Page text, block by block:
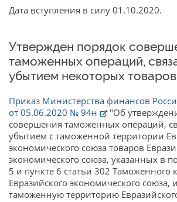
Дата вступления в силу 01.10.2020.
Утвержден порядок
таможенных операций,
убытием некоторых
Приказ Министерства финансов
от 05.06.2020 № 94н
"Об
совершения таможенных операций‚
убытием с таможенной территории
экономического союза товаров
экономического союза, указанных в
5 и пункте 6 статьи 302 Таможенного
Евразийского экономического
таможенную территорию